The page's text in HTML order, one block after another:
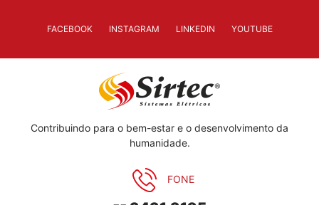
FACEBOOK INSTAGRAM LINKEDIN YOUTUBE
Contribuindo para o bem-estar e o desenvolvimento da
humanidade.
FONE